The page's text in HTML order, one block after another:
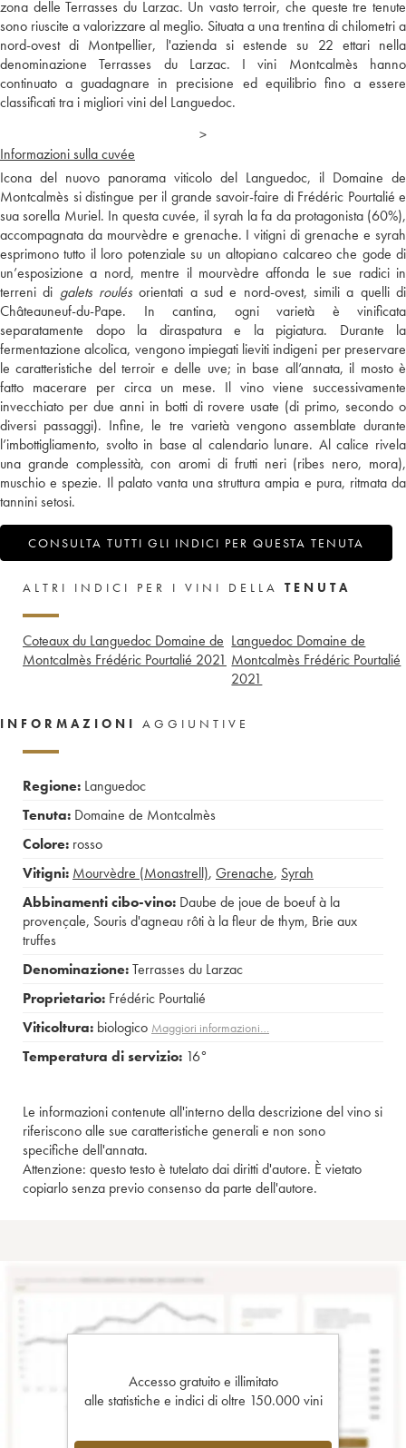
zona delle Terrasses du Larzac. Un vasto terroir, che queste tre tenute
sono riuscite a valorizzare al meglio. Situata a una trentina di chilometri a
nord-ovest di Montpellier, l'azienda si estende su 22 ettari nella
denominazione Terrasses du Larzac. I vini Montcalmès hanno
continuato a guadagnare in precisione ed equilibrio fino a essere
classificati tra i migliori vini del Languedoc.
>
Informazioni sulla cuvée
Icona del nuovo panorama viticolo del Languedoc, il Domaine de
Montcalmès si distingue per il grande savoir-faire di Frédéric Pourtalié e
sua sorella Muriel. In questa cuvée, il syrah la fa da protagonista (60%),
accompagnata da mourvèdre e grenache. I vitigni di grenache e syrah
esprimono tutto il loro potenziale su un altopiano calcareo che gode di
un’esposizione a nord, mentre il mourvèdre affonda le sue radici in
terreni di galets roulés orientati a sud e nord-ovest, simili a quelli di
Châteauneuf-du-Pape. In cantina, ogni varietà è vinificata
separatamente dopo la diraspatura e la pigiatura. Durante la
fermentazione alcolica, vengono impiegati lieviti indigeni per preservare
le caratteristiche del terroir e delle uve; in base all’annata, il mosto è
fatto macerare per circa un mese. Il vino viene successivamente
invecchiato per due anni in botti di rovere usate (di primo, secondo o
diversi passaggi). Infine, le tre varietà vengono assemblate durante
l’imbottigliamento, svolto in base al calendario lunare. Al calice rivela
una grande complessità, con aromi di frutti neri (ribes nero, mora),
muschio e spezie. Il palato vanta una struttura ampia e pura, ritmata da
tannini setosi.
CONSULTA TUTTI GLI INDICI PER QUESTA TENUTA
ALTRI INDICI PER I VINI DELLA TENUTA
Coteaux du Languedoc Domaine de
Montcalmès Frédéric Pourtalié 2021
Languedoc Domaine de
Montcalmès Frédéric Pourtalié
2021
INFORMAZIONI AGGIUNTIVE
Regione: Languedoc
Tenuta: Domaine de Montcalmès
Colore: rosso
Vitigni: Mourvèdre (Monastrell), Grenache, Syrah
Abbinamenti cibo-vino: Daube de joue de boeuf à la
provençale, Souris d'agneau rôti à la fleur de thym, Brie aux
truffes
Denominazione:Terrasses du Larzac
Proprietario: Frédéric Pourtalié
Viticoltura: biologico Maggiori informazioni…
Temperatura di servizio: 16°
Le informazioni contenute all'interno della descrizione del vino si
riferiscono alle sue caratteristiche generali e non sono
specifiche dell'annata.
Attenzione: questo testo è tutelato dai diritti d'autore. È vietato
copiarlo senza previo consenso da parte dell'autore.
Accesso gratuito e illimitato
alle statistiche e indici di oltre 150.000 vini